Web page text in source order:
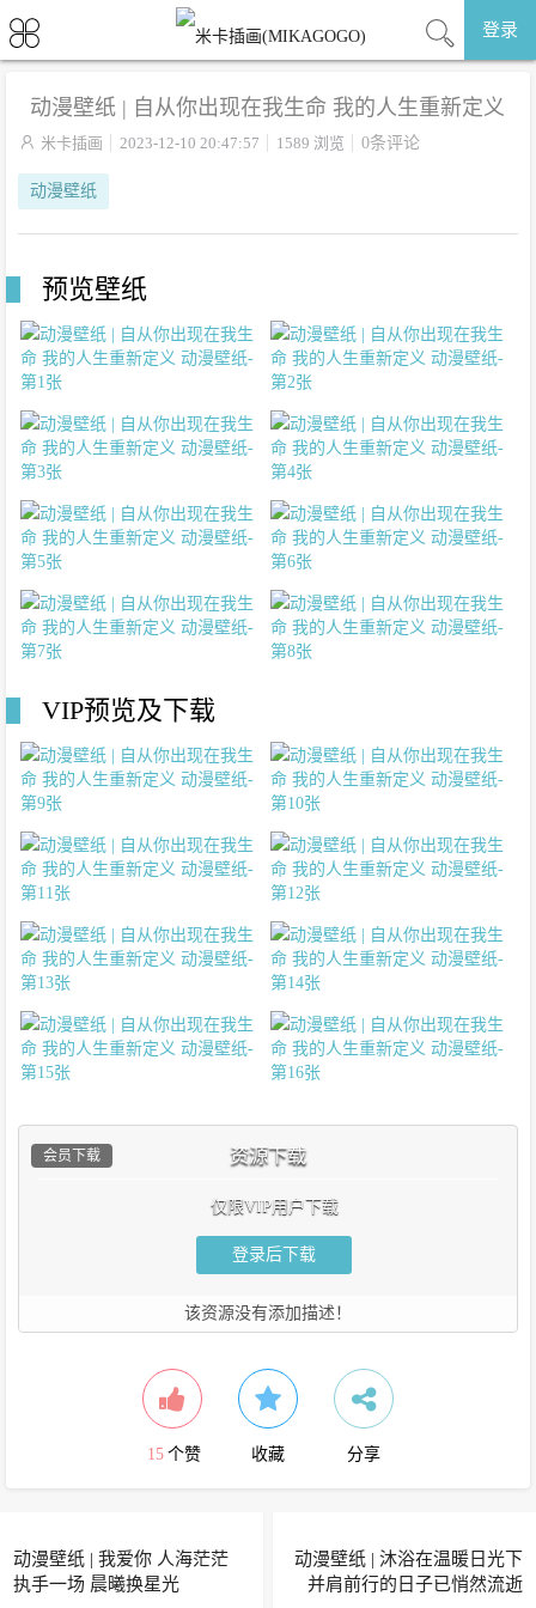
登录
动漫壁纸 | 自从你出现在我生命 我的人生重新定义
 米卡插画 2023-12-10 20:47:57 1589 浏览 0条评论
动漫壁纸
预览壁纸
VIP预览及下载
资源下载
会员下载
仅限VIP用户下载
登录后下载
该资源没有添加描述！
15 个赞 收藏 分享
动漫壁纸 | 我爱你 人海茫茫
执手一场 晨曦换星光
动漫壁纸 | 沐浴在温暖日光下
并肩前行的日子已悄然流逝